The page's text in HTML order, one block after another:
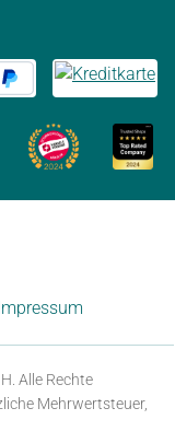
Alle Rechte
Mehrwertsteuer,